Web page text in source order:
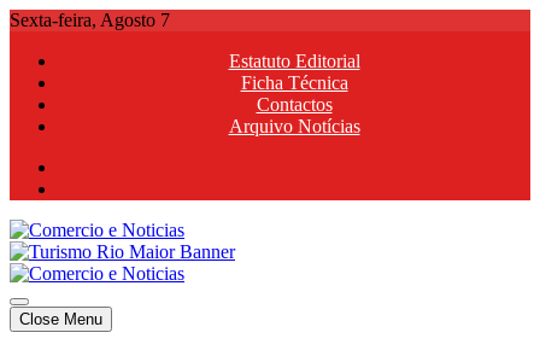
Skip
content
Sexta-feira, Agosto 7
Estatuto Editorial
Ficha Técnica
Contactos
Arquivo Notícias
Comercio e Noticias
Notícias e Publicidade Online
Comercio e Noticias
Notícias e Publicidade Online
Close Menu